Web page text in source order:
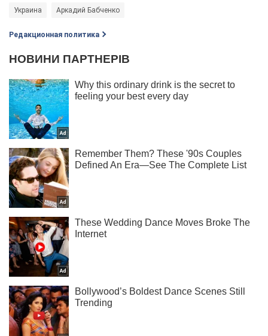
Украина Аркадий Бабченко
Редакционная политика